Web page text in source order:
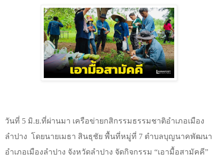
วันที่ 5 มิ.ย.ที่ผ่านมา เครือข่ายกสิกรรมธรรมชาติอำเภอเมือง
ลำปาง โดยนายเมธา สินธุชัย พื้นที่หมู่ที่ 7 ตำบลบุญนาคพัฒนา
อำเภอเมืองลำปาง จังหวัดลำปาง จัดกิจกรรม “เอามื้อสามัคคี”